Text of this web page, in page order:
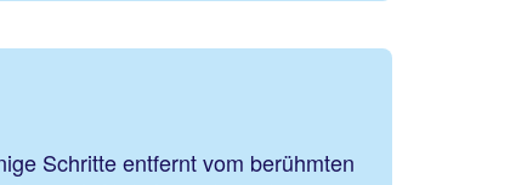
Schritte entfernt vom berühmten